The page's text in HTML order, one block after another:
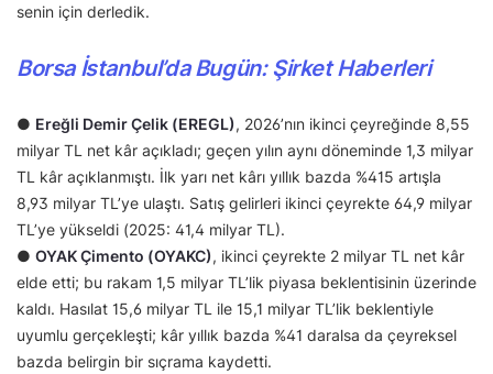
senin için derledik.
Borsa İstanbul’da Bugün: Şirket Haberleri
● Ereğli Demir Çelik (EREGL), 2026’nın ikinci çeyreğinde 8,55
milyar TL net kâr açıkladı; geçen yılın aynı döneminde 1,3 milyar
TL kâr açıklanmıştı. İlk yarı net kârı yıllık bazda %415 artışla
8,93 milyar TL’ye ulaştı. Satış gelirleri ikinci çeyrekte 64,9 milyar
TL’ye yükseldi (2025: 41,4 milyar TL).
● OYAK Çimento (OYAKC), ikinci çeyrekte 2 milyar TL net kâr
elde etti; bu rakam 1,5 milyar TL’lik piyasa beklentisinin üzerinde
kaldı. Hasılat 15,6 milyar TL ile 15,1 milyar TL’lik beklentiyle
uyumlu gerçekleşti; kâr yıllık bazda %41 daralsa da çeyreksel
bazda belirgin bir sıçrama kaydetti.